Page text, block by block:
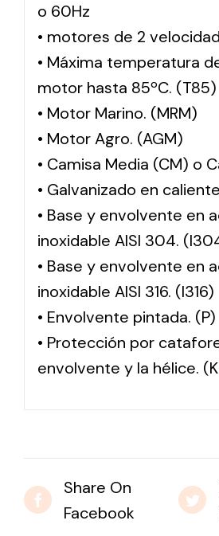
o 60Hz
• motores de 2
• Máxima temperatura
motor hasta 85ºC. (T85)
• Motor Marino. (MRM)
• Motor Agro. (AGM)
• Camisa Media (CM) o
• Galvanizado en
• Base y envolvente en
inoxidable AISI 304.
• Base y envolvente en
inoxidable AISI 316. (I316)
• Envolvente pintada. (P)
• Protección por
envolvente y la hélice.
Share On
Facebook